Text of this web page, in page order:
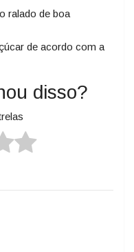
ralado de boa
de acordo com a
disso?